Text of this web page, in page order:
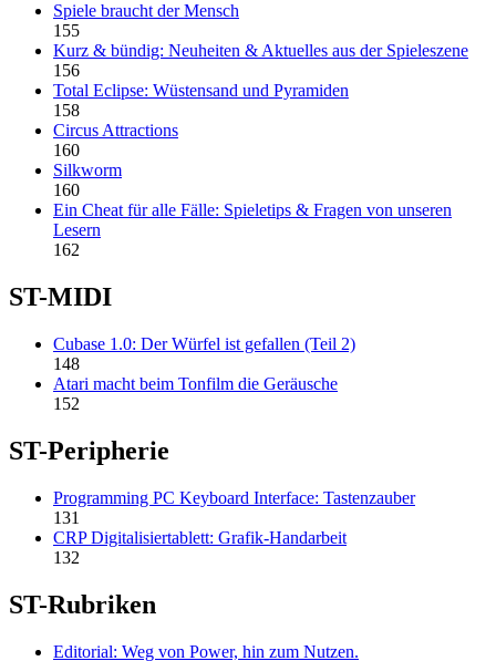
Spiele braucht der Mensch
155
Kurz & bündig: Neuheiten & Aktuelles aus der Spieleszene
156
Total Eclipse: Wüstensand und Pyramiden
158
Circus Attractions
160
Silkworm
160
Ein Cheat für alle Fälle: Spieletips & Fragen von unseren
Lesern
162
ST-MIDI
Cubase 1.0: Der Würfel ist gefallen (Teil 2)
148
Atari macht beim Tonfilm die Geräusche
152
ST-Peripherie
Programming PC Keyboard Interface: Tastenzauber
131
CRP Digitalisiertablett: Grafik-Handarbeit
132
ST-Rubriken
Editorial: Weg von Power, hin zum Nutzen.